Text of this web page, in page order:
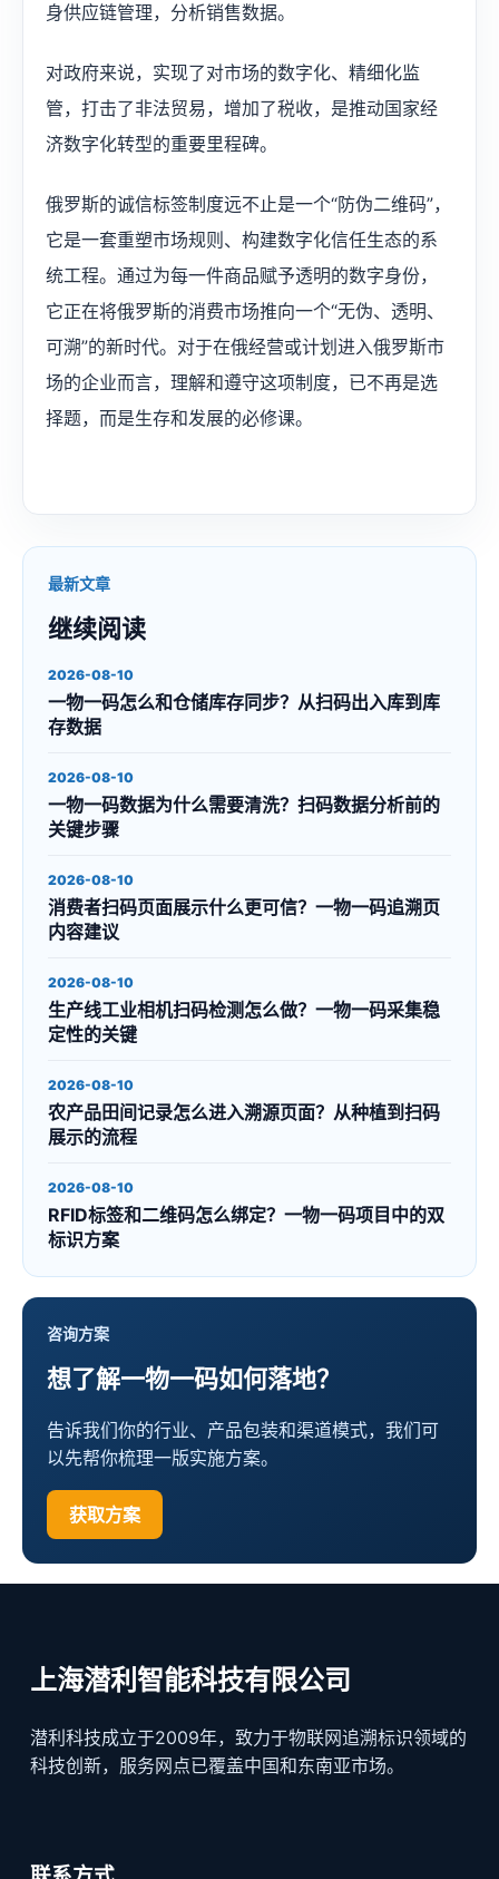
身供应链管理，分析销售数据。
对政府来说，实现了对市场的数字化、精细化监
管，打击了非法贸易，增加了税收，是推动国家经
济数字化转型的重要里程碑。
俄罗斯的诚信标签制度远不止是一个“防伪二维码”，
它是一套重塑市场规则、构建数字化信任生态的系
统工程。通过为每一件商品赋予透明的数字身份，
它正在将俄罗斯的消费市场推向一个“无伪、透明、
可溯”的新时代。对于在俄经营或计划进入俄罗斯市
场的企业而言，理解和遵守这项制度，已不再是选
择题，而是生存和发展的必修课。
最新文章
继续阅读
2026-08-10
一物一码怎么和仓储库存同步？从扫码出入库到库
存数据
2026-08-10
一物一码数据为什么需要清洗？扫码数据分析前的
关键步骤
2026-08-10
消费者扫码页面展示什么更可信？一物一码追溯页
内容建议
2026-08-10
生产线工业相机扫码检测怎么做？一物一码采集稳
定性的关键
2026-08-10
农产品田间记录怎么进入溯源页面？从种植到扫码
展示的流程
2026-08-10
RFID标签和二维码怎么绑定？一物一码项目中的双
标识方案
咨询方案
想了解一物一码如何落地？
告诉我们你的行业、产品包装和渠道模式，我们可
以先帮你梳理一版实施方案。
获取方案
上海潜利智能科技有限公司
潜利科技成立于2009年，致力于物联网追溯标识领域的
科技创新，服务网点已覆盖中国和东南亚市场。